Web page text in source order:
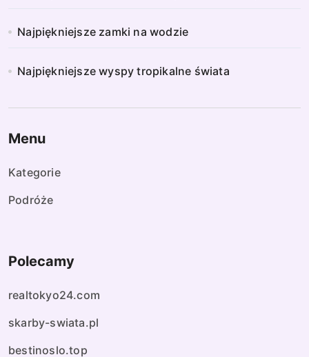
Najpiękniejsze zamki na wodzie
Najpiękniejsze wyspy tropikalne świata
Menu
Kategorie
Podróże
Polecamy
realtokyo24.com
skarby-swiata.pl
bestinoslo.top